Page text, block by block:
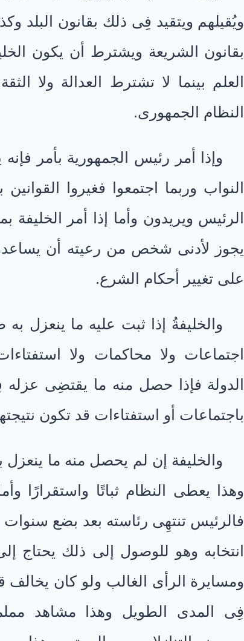
ويُقيلهم ويتقيد فِى ذلك بقانون البلد
بقانون الشريعة ويشترط أن يكون
العلم بينما لا تشترط العدالة ولا
النظام الجمهورى.
وإذا أمر رئيس الجمهورية بأمر
النواب وربما اجتمعوا فغيروا
الرئيس ويريدون وأما إذا أمر الخليفة
يجوز لأدنى شخص من رعيته أن
على تغيير أحكام الشرع.
والخليفةُ إذا ثبت عليه ما ينعزل
اجتماعات ولا محاكمات ولا
الدولة فإذا حصل منه ما يقتضِى عزله
باجتماعات أو استفتاءات قد تكون
والخليفة إن لم يحصل منه ما
وهذا يعطى النظام ثباتًا واستقرارًا
فالرئيس تنتهِى رئاسته بعد بضع سنوات
انتخابه وهو للوصول إلى ذلك يحتاج
ومسايرة الرأى الغالب ولو كان يخالف
فِى المدى الطويل وهذا مشاهد